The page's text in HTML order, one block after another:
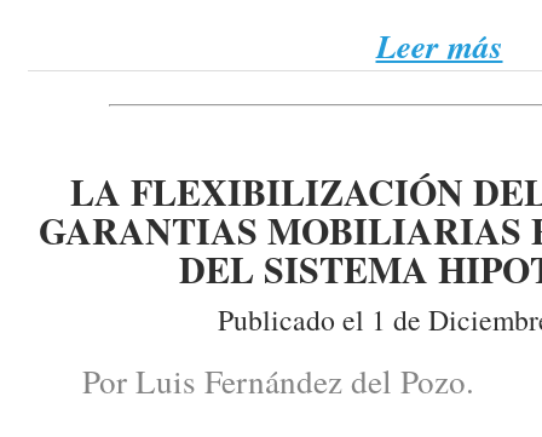
Leer más
LA FLEXIBILIZACIÓN
GARANTIAS MOBILIARIAS
DEL SISTEMA
Publicado el 1 de
Por Luis Fernández del Pozo.